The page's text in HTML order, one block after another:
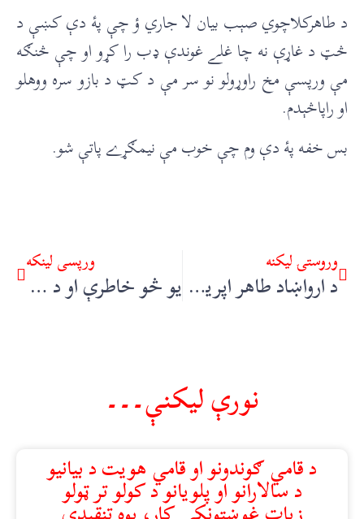
د طاهرکلاچوي صېب بيان لا جاري ؤ چې پۀ دې کښې د
څټ د غاړې نه چا غلے غوندې ډب را کړو او چې څنګه
مې ورپسې مخ راوړولو نو سر مې د کټ د بازو سره ووهلو
او راپاڅېدم.
بس خفه پۀ دې وم چې خوب مې نيمګړے پاتې شو.
وروستۍ ليکنه
د ارواښاد طاهر اپريدي ژوند او خدمات – اقرار اپريدے
ورپسې لينکه
يو څو خاطرې او د دين مسئلې – سيد اعزاز علي شاه طورو
نورې ليکنې۔۔۔
د قامي ګوندونو او قامي هويت د بيانيو
د سالارانو او پلويانو د کولو تر ټولو